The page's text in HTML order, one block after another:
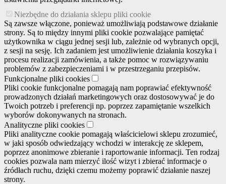
Niezbędne do działania sklepu pliki cookie
Są zawsze włączone, ponieważ umożliwiają podstawowe działanie
strony. Są to między innymi pliki cookie pozwalające pamiętać
użytkownika w ciągu jednej sesji lub, zależnie od wybranych opcji,
z sesji na sesję. Ich zadaniem jest umożliwienie działania koszyka i
procesu realizacji zamówienia, a także pomoc w rozwiązywaniu
problemów z zabezpieczeniami i w przestrzeganiu przepisów.
Funkcjonalne pliki cookies
Pliki cookie funkcjonalne pomagają nam poprawiać efektywność
prowadzonych działań marketingowych oraz dostosowywać je do
Twoich potrzeb i preferencji np. poprzez zapamiętanie wszelkich
wyborów dokonywanych na stronach.
Analityczne pliki cookies
Pliki analityczne cookie pomagają właścicielowi sklepu zrozumieć,
w jaki sposób odwiedzający wchodzi w interakcję ze sklepem,
poprzez anonimowe zbieranie i raportowanie informacji. Ten rodzaj
cookies pozwala nam mierzyć ilość wizyt i zbierać informacje o
źródłach ruchu, dzięki czemu możemy poprawić działanie naszej
strony.